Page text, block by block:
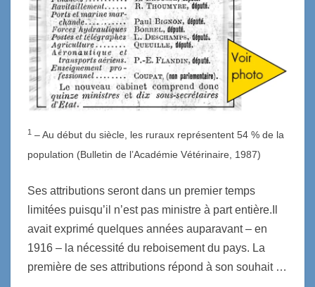
1 – Au début du siècle, les ruraux représentent 54 % de la
population (Bulletin de l’Académie Vétérinaire, 1987)
Ses attributions seront dans un premier temps
limitées puisqu’il n’est pas ministre à part entière.Il
avait exprimé quelques années auparavant – en
1916 – la nécessité du reboisement du pays. La
première de ses attributions répond à son souhait …